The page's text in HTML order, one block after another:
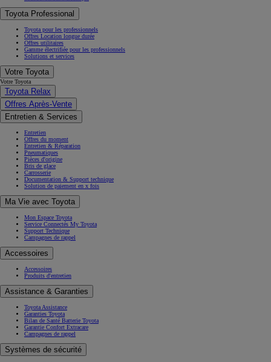
Toyota Professional
Toyota pour les professionnels
Offres Location longue durée
Offres utilitaires
Gamme électrifiée pour les professionnels
Solutions et services
Votre Toyota
Votre Toyota
Toyota Relax
Offres Après-Vente
Entretien & Services
Entretien
Offres du moment
Entretien & Réparation
Pneumatiques
Pièces d'origine
Bris de glace
Carrosserie
Documentation & Support technique
Solution de paiement en x fois
Ma Vie avec Toyota
Mon Espace Toyota
Service Connectés My Toyota
Support Technique
Campagnes de rappel
Accessoires
Accessoires
Produits d'entretien
Assistance & Garanties
Toyota Assistance
Garanties Toyota
Bilan de Santé Batterie Toyota
Garantie Confort Extracare
Campagnes de rappel
Systèmes de sécurité